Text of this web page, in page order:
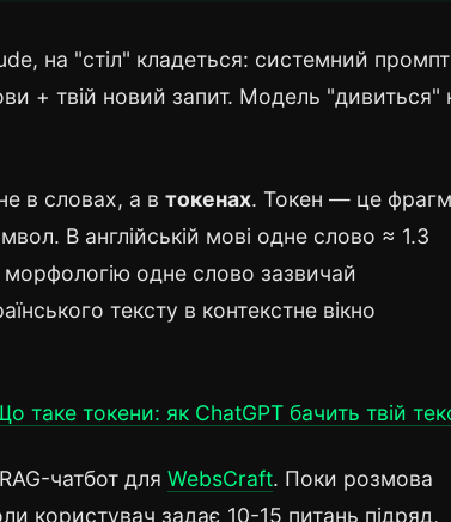
на "стіл" кладеться: системний промпт
+ твій новий запит. Модель "дивиться"
в словах, а в токенах. Токен — це
В англійській мові одне слово ≈ 1.3
морфологію одне слово зазвичай
тексту в контекстне вікно
таке токени: як ChatGPT бачить твій
чатбот для WebsCraft. Поки розмова
користувач задає 10-15 питань підряд,